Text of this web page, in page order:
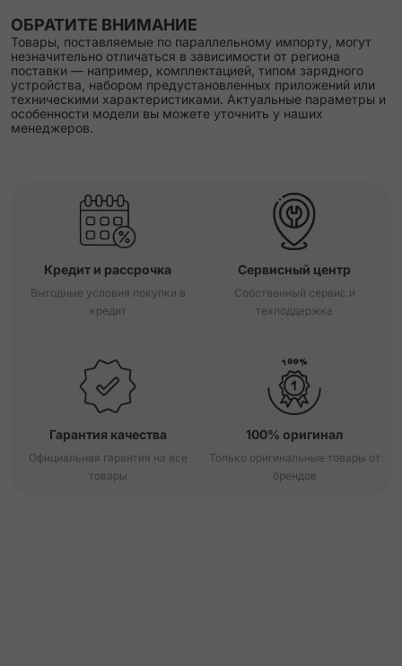
ОБРАТИТЕ ВНИМАНИЕ
Товары, поставляемые по параллельному импорту, могут
незначительно отличаться в зависимости от региона
поставки — например, комплектацией, типом зарядного
устройства, набором предустановленных приложений или
техническими характеристиками. Актуальные параметры и
особенности модели вы можете уточнить у наших
менеджеров.
Кредит и рассрочка
Выгодные условия покупки в
кредит
Сервисный центр
Собственный сервис и
техподдержка
Гарантия качества
Официальная гарантия на все
товары
100% оригинал
Только оригинальные товары от
брендов